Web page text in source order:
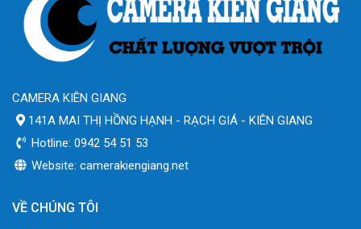
CAMERA KIÊN GIANG
141A MAI THỊ HỒNG HẠNH - RẠCH GIÁ - KIÊN GIANG
Hotline: 0942 54 51 53
Website: camerakiengiang.net
VỀ CHÚNG TÔI